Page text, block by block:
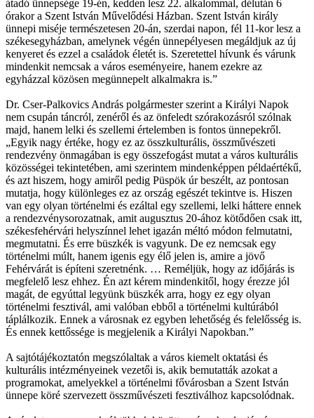
átadó ünnepsége 19-én, kedden lesz 22. alkalommal, délután 6
órakor a Szent István Művelődési Házban. Szent István király
ünnepi miséje természetesen 20-án, szerdai napon, fél 11-kor lesz a
székesegyházban, amelynek végén ünnepélyesen megáldjuk az új
kenyeret és ezzel a családok életét is. Szeretettel hívunk és várunk
mindenkit nemcsak a város eseményeire, hanem ezekre az
egyházzal közösen megünnepelt alkalmakra is.”
Dr. Cser-Palkovics András polgármester szerint a Királyi Napok
nem csupán táncról, zenéről és az önfeledt szórakozásról szólnak
majd, hanem lelki és szellemi értelemben is fontos ünnepekről.
„Egyik nagy értéke, hogy ez az összkulturális, összművészeti
rendezvény önmagában is egy összefogást mutat a város kulturális
közösségei tekintetében, ami szerintem mindenképpen példaértékű,
és azt hiszem, hogy amiről pedig Püspök úr beszélt, az pontosan
mutatja, hogy különleges ez az ország egészét tekintve is. Hiszen
van egy olyan történelmi és ezáltal egy szellemi, lelki háttere ennek
a rendezvénysorozatnak, amit augusztus 20-ához kötődően csak itt,
székesfehérvári helyszínnel lehet igazán méltó módon felmutatni,
megmutatni. És erre büszkék is vagyunk. De ez nemcsak egy
történelmi múlt, hanem igenis egy élő jelen is, amire a jövő
Fehérvárát is építeni szeretnénk. … Reméljük, hogy az időjárás is
megfelelő lesz ehhez. Én azt kérem mindenkitől, hogy érezze jól
magát, de egyúttal legyünk büszkék arra, hogy ez egy olyan
történelmi fesztivál, ami valóban ebből a történelmi kultúrából
táplálkozik. Ennek a városnak ez egyben lehetőség és felelősség is.
És ennek kettőssége is megjelenik a Királyi Napokban.”
A sajtótájékoztatón megszólaltak a város kiemelt oktatási és
kulturális intézményeinek vezetői is, akik bemutatták azokat a
programokat, amelyekkel a történelmi fővárosban a Szent István
ünnepe köré szervezett összművészeti fesztiválhoz kapcsolódnak.